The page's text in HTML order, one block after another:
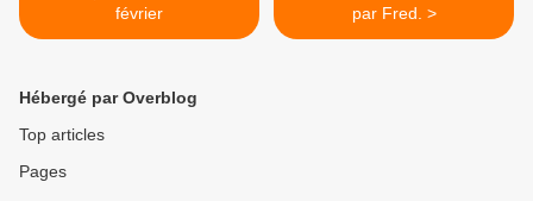
février
par Fred. >
Hébergé par Overblog
Top articles
Pages